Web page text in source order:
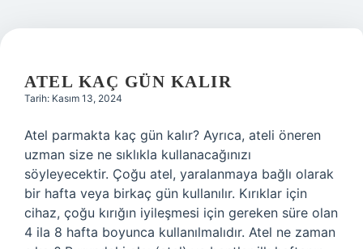
ATEL KAÇ GÜN KALIR
Tarih: Kasım 13, 2024
Atel parmakta kaç gün kalır? Ayrıca, ateli öneren
uzman size ne sıklıkla kullanacağınızı
söyleyecektir. Çoğu atel, yaralanmaya bağlı olarak
bir hafta veya birkaç gün kullanılır. Kırıklar için
cihaz, çoğu kırığın iyileşmesi için gereken süre olan
4 ila 8 hafta boyunca kullanılmalıdır. Atel ne zaman